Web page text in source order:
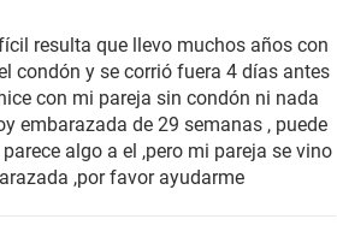
resulta que llevo muchos años con
condón y se corrió fuera 4 días antes
con mi pareja sin condón ni nada
embarazada de 29 semanas , puede
algo a el ,pero mi pareja se vino
,por favor ayudarme